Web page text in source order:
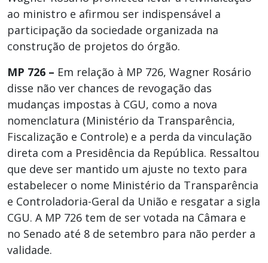
ao ministro e afirmou ser indispensável a
participação da sociedade organizada na
construção de projetos do órgão.
MP 726 – Em relação à MP 726, Wagner Rosário
disse não ver chances de revogação das
mudanças impostas à CGU, como a nova
nomenclatura (Ministério da Transparência,
Fiscalização e Controle) e a perda da vinculação
direta com a Presidência da República. Ressaltou
que deve ser mantido um ajuste no texto para
estabelecer o nome Ministério da Transparência
e Controladoria-Geral da União e resgatar a sigla
CGU. A MP 726 tem de ser votada na Câmara e
no Senado até 8 de setembro para não perder a
validade.